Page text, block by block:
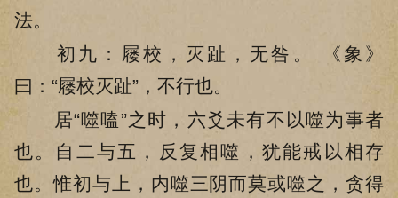
法。
初九：屦校，灭趾，无咎。 《象》
曰：“屦校灭趾”，不行也。
居“噬嗑”之时，六爻未有不以噬为事者
也。自二与五，反复相噬，犹能戒以相存
也。惟初与上，内噬三阴而莫或噬之，贪得